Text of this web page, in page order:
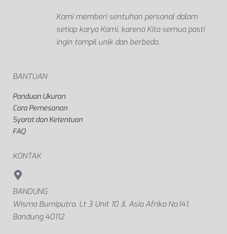
Kami memberi sentuhan personal dalam
setiap karya Kami, karena Kita semua pasti
ingin tampil unik dan berbeda.
BANTUAN
Panduan Ukuran
Cara Pemesanan
Syarat dan Ketentuan
FAQ
KONTAK
BANDUNG
Wisma Bumiputra. Lt 3 Unit 10 Jl. Asia Afrika No.141.
Bandung 40112